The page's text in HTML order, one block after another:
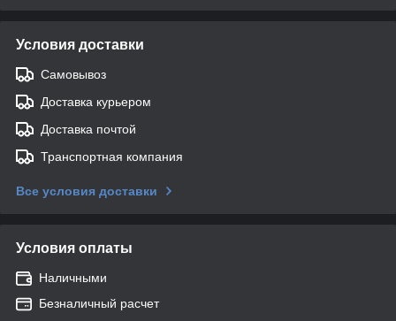
Условия доставки
Самовывоз
Доставка курьером
Доставка почтой
Транспортная компания
Все условия доставки
Условия оплаты
Наличными
Безналичный расчет